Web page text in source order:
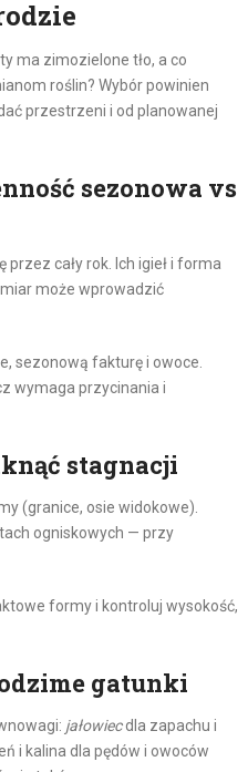
ma zimozielone tło, a co
roślin? Wybór powinien
przestrzeni i od planowanej
sezonowa vs
cały rok. Ich igieł i forma
może wprowadzić
sezonową fakturę i owoce.
wymaga przycinania i
stagnacji
(granice, osie widokowe).
ogniskowych — przy
formy i kontroluj wysokość,
gatunki
jałowiecdla zapachu i
i kalina dla pędów i owoców